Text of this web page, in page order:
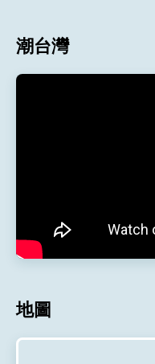
潮台灣
地圖